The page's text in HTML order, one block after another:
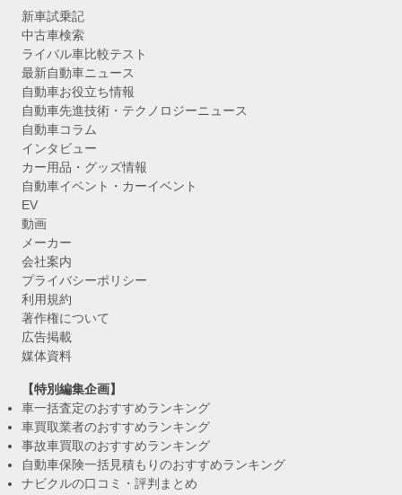
新車試乗記
中古車検索
ライバル車比較テスト
最新自動車ニュース
自動車お役立ち情報
自動車先進技術・テクノロジーニュース
自動車コラム
インタビュー
カー用品・グッズ情報
自動車イベント・カーイベント
EV
動画
メーカー
会社案内
プライバシーポリシー
利用規約
著作権について
広告掲載
媒体資料
【特別編集企画】
車一括査定のおすすめランキング
車買取業者のおすすめランキング
事故車買取のおすすめランキング
自動車保険一括見積もりのおすすめランキング
ナビクルの口コミ・評判まとめ